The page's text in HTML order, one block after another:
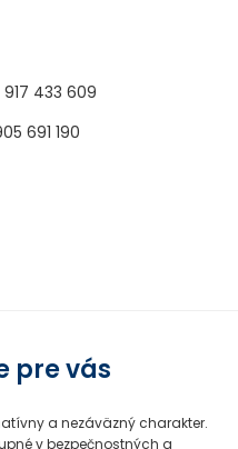
917 433 609
691 190
pre vás
a nezáväzný charakter.
v bezpečnostných a